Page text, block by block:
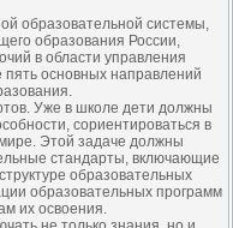
образовательной системы,
образования России,
в области управления
основных направлений
Уже в школе дети должны
сориентироваться в
Этой задаче должны
стандарты, включающие
образовательных
образовательных программ
их освоения.